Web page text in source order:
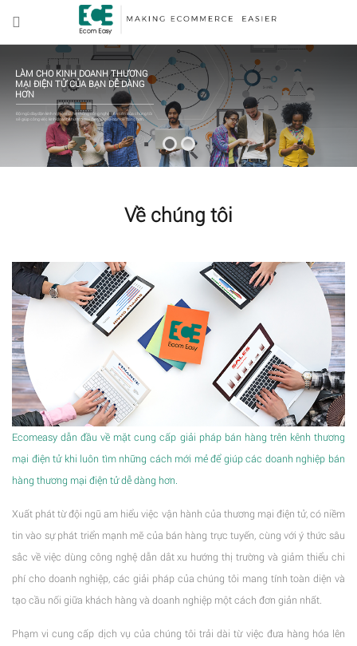
LÀM CHO KINH DOANH THƯƠNG
MẠI ĐIỆN TỬ CỦA BẠN DỄ DÀNG
HƠN
Đội ngũ dày dặn kinh nghiệm và hệ thống công nghệ tiên tiến của chúng tôi
sẽ giúp công việc kinh doanh thương mại điện tử của bạn dễ dàng hơn.
Về chúng tôi
Ecomeasy dẫn đầu về mặt cung cấp giải pháp bán hàng trên kênh thương
mại điện tử khi luôn tìm những cách mới mẻ để giúp các doanh nghiệp bán
hàng thương mại điện tử dễ dàng hơn.
Xuất phát từ đội ngũ am hiểu việc vận hành của thương mại điện tử, có niềm
tin vào sự phát triển mạnh mẽ của bán hàng trực tuyến, cùng với ý thức sâu
sắc về việc dùng công nghệ dẫn dắt xu hướng thị trường và giảm thiểu chi
phí cho doanh nghiệp, các giải pháp của chúng tôi mang tính toàn diện và
tạo cầu nối giữa khách hàng và doanh nghiệp một cách đơn giản nhất.
Phạm vi cung cấp dịch vụ của chúng tôi trải dài từ việc đưa hàng hóa lên